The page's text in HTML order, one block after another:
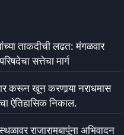
ताकदीची लढत: मंगळवार
सत्तेचा मार्ग
करून खून करणार्‍या नराधमास
ऐतिहासिक निकाल.
राजारामबापूंना अभिवादन